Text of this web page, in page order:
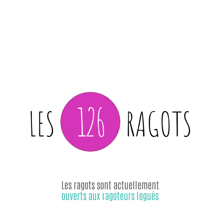
LES 126 RAGOTS
Les ragots sont actuellement
ouverts aux ragoteurs logués